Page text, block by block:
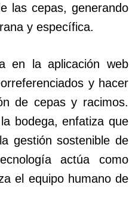
las cepas, generando
y específica.
en la aplicación web
y hacer
de cepas y racimos.
bodega, enfatiza que
gestión sostenible de
actúa como
el equipo humano de